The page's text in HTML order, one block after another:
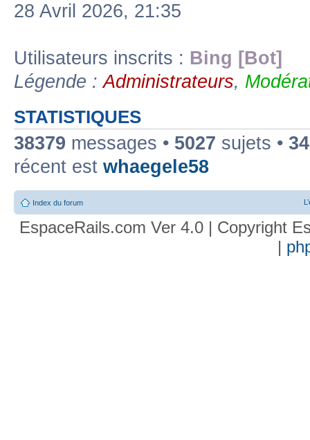
28 Avril 2026, 21:35
Utilisateurs inscrits : Bing [Bot]
Légende :Administrateurs,
STATISTIQUES
38379 messages • 5027 sujets •
récent est whaegele58
Index du forum
EspaceRails.com Ver 4.0 | Copyright
|